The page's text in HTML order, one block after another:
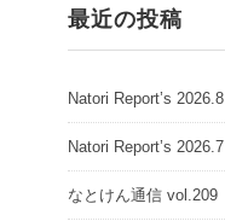
最近の投稿
Natori Report’s 2026.8
Natori Report’s 2026.7
なとけん通信 vol.209